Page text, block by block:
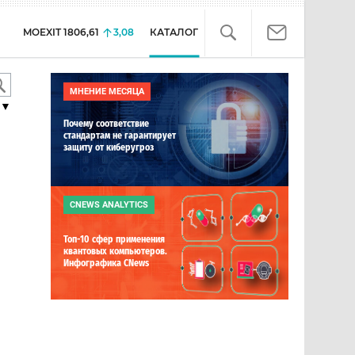
MOEXIT 1806,61 3,08 КАТАЛОГ
МНЕНИЕ МЕСЯЦА
Почему соответствие
стандартам не гарантирует
защиту от киберугроз
CNEWS ANALYTICS
Топ-10 сфер применения
квантовых компьютеров.
Инфографика CNews